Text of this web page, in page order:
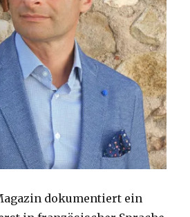
dokumentiert ein